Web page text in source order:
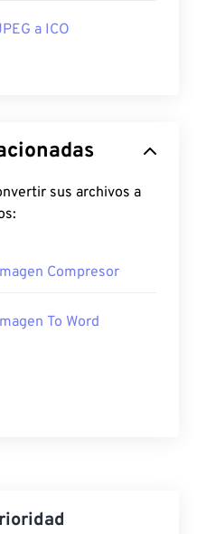
a ICO
sus archivos a
Compresor
To Word